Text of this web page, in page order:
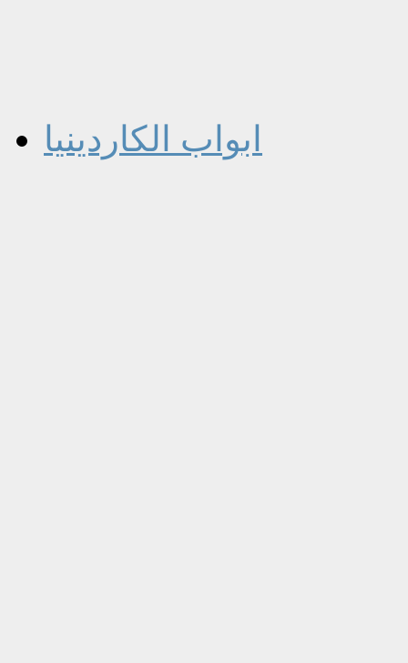
ابواب الكاردينيا